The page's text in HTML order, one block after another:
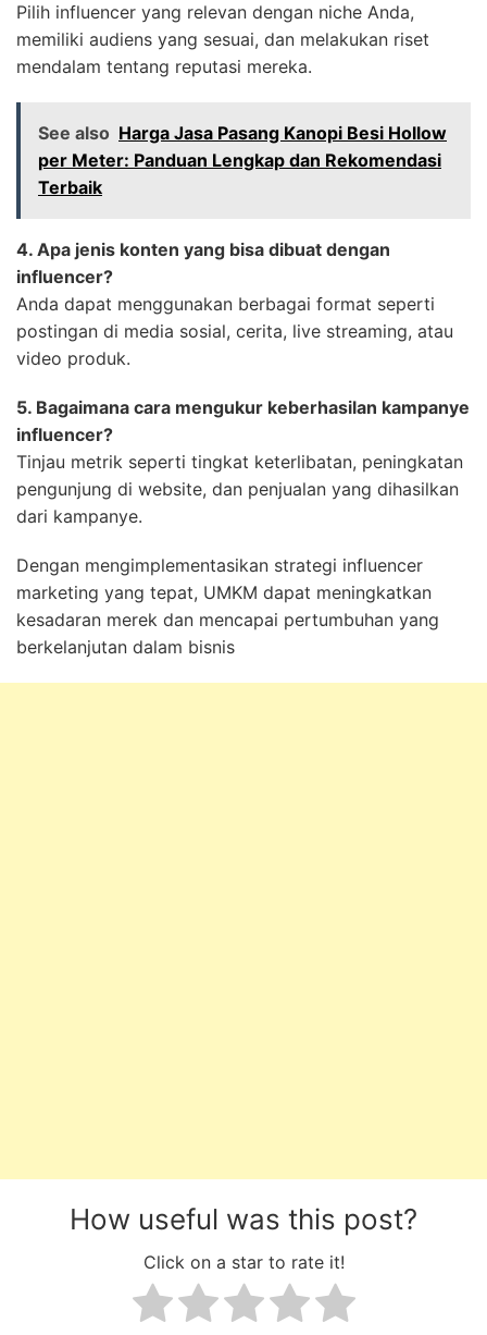
Pilih influencer yang relevan dengan niche Anda,
memiliki audiens yang sesuai, dan melakukan riset
mendalam tentang reputasi mereka.
See also Harga Jasa Pasang Kanopi Besi Hollow
per Meter: Panduan Lengkap dan Rekomendasi
Terbaik
4. Apa jenis konten yang bisa dibuat dengan
influencer?
Anda dapat menggunakan berbagai format seperti
postingan di media sosial, cerita, live streaming, atau
video produk.
5. Bagaimana cara mengukur keberhasilan kampanye
influencer?
Tinjau metrik seperti tingkat keterlibatan, peningkatan
pengunjung di website, dan penjualan yang dihasilkan
dari kampanye.
Dengan mengimplementasikan strategi influencer
marketing yang tepat, UMKM dapat meningkatkan
kesadaran merek dan mencapai pertumbuhan yang
berkelanjutan dalam bisnis
How useful was this post?
Click on a star to rate it!